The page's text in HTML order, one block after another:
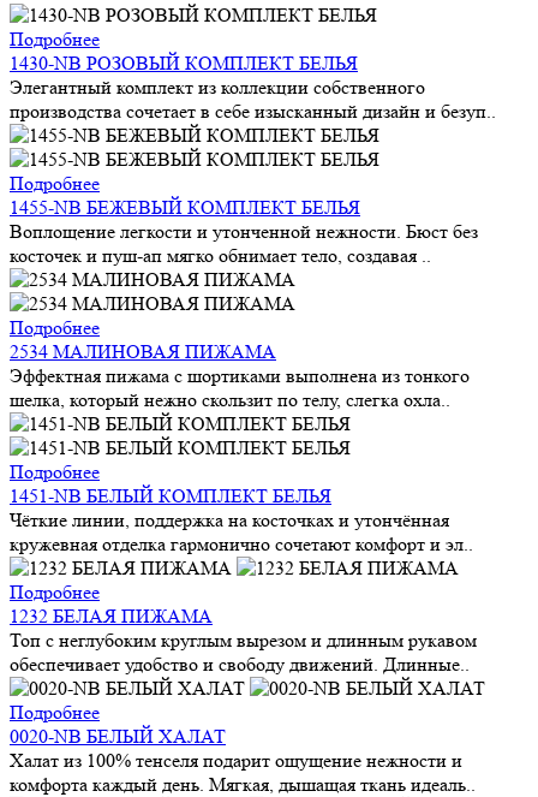
Подробнее
1430-NB РОЗОВЫЙ КОМПЛЕКТ БЕЛЬЯ
Элегантный комплект из коллекции собственного
производства сочетает в себе изысканный дизайн и безуп..
Подробнее
1455-NB БЕЖЕВЫЙ КОМПЛЕКТ БЕЛЬЯ
Воплощение легкости и утонченной нежности. Бюст без
косточек и пуш-ап мягко обнимает тело, создавая ..
Подробнее
2534 МАЛИНОВАЯ ПИЖАМА
Эффектная пижама с шортиками выполнена из тонкого
шелка, который нежно скользит по телу, слегка охла..
Подробнее
1451-NB БЕЛЫЙ КОМПЛЕКТ БЕЛЬЯ
Чёткие линии, поддержка на косточках и утончённая
кружевная отделка гармонично сочетают комфорт и эл..
Подробнее
1232 БЕЛАЯ ПИЖАМА
Топ с неглубоким круглым вырезом и длинным рукавом
обеспечивает удобство и свободу движений. Длинные..
Подробнее
0020-NB БЕЛЫЙ ХАЛАТ
Халат из 100% тенселя подарит ощущение нежности и
комфорта каждый день. Мягкая, дышащая ткань идеаль..